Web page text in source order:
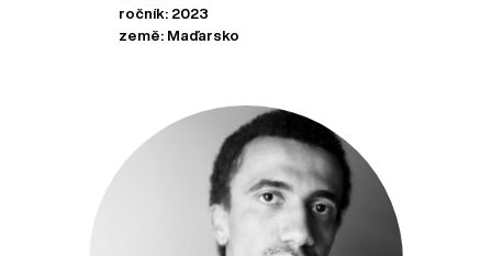
ročník: 2023
země: Maďarsko